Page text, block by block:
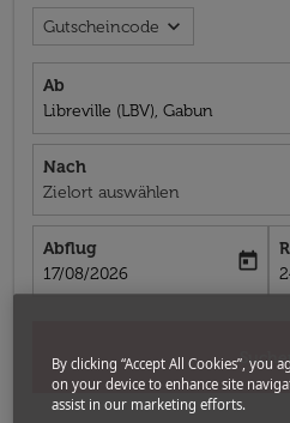
Gutscheincode expand_more
Ab
Libreville (LBV), Gabun
Nach
Zielort auswählen
Abflug
fc-booking-departure-date-
17/08/2026
today
By clicking “Accept All Cookies”, you
on your device to enhance site
assist in our marketing efforts.